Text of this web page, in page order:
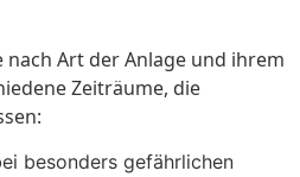
Art der Anlage und ihrem
Zeiträume, die
besonders gefährlichen